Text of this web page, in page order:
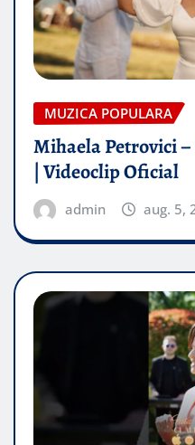
MUZICA POPULARA
Mihaela Petrovici
| Videoclip Oficial
admin aug. 5,